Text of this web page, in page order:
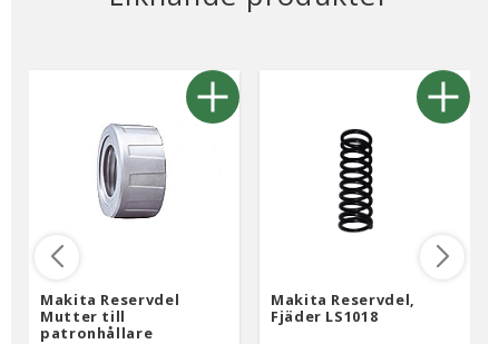
Makita Reservdel
Mutter till
patronhållare
Makita Reservdel,
Fjäder LS1018